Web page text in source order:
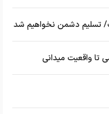
تسلیم دشمن نخواهیم شد
تا واقعیت میدانی